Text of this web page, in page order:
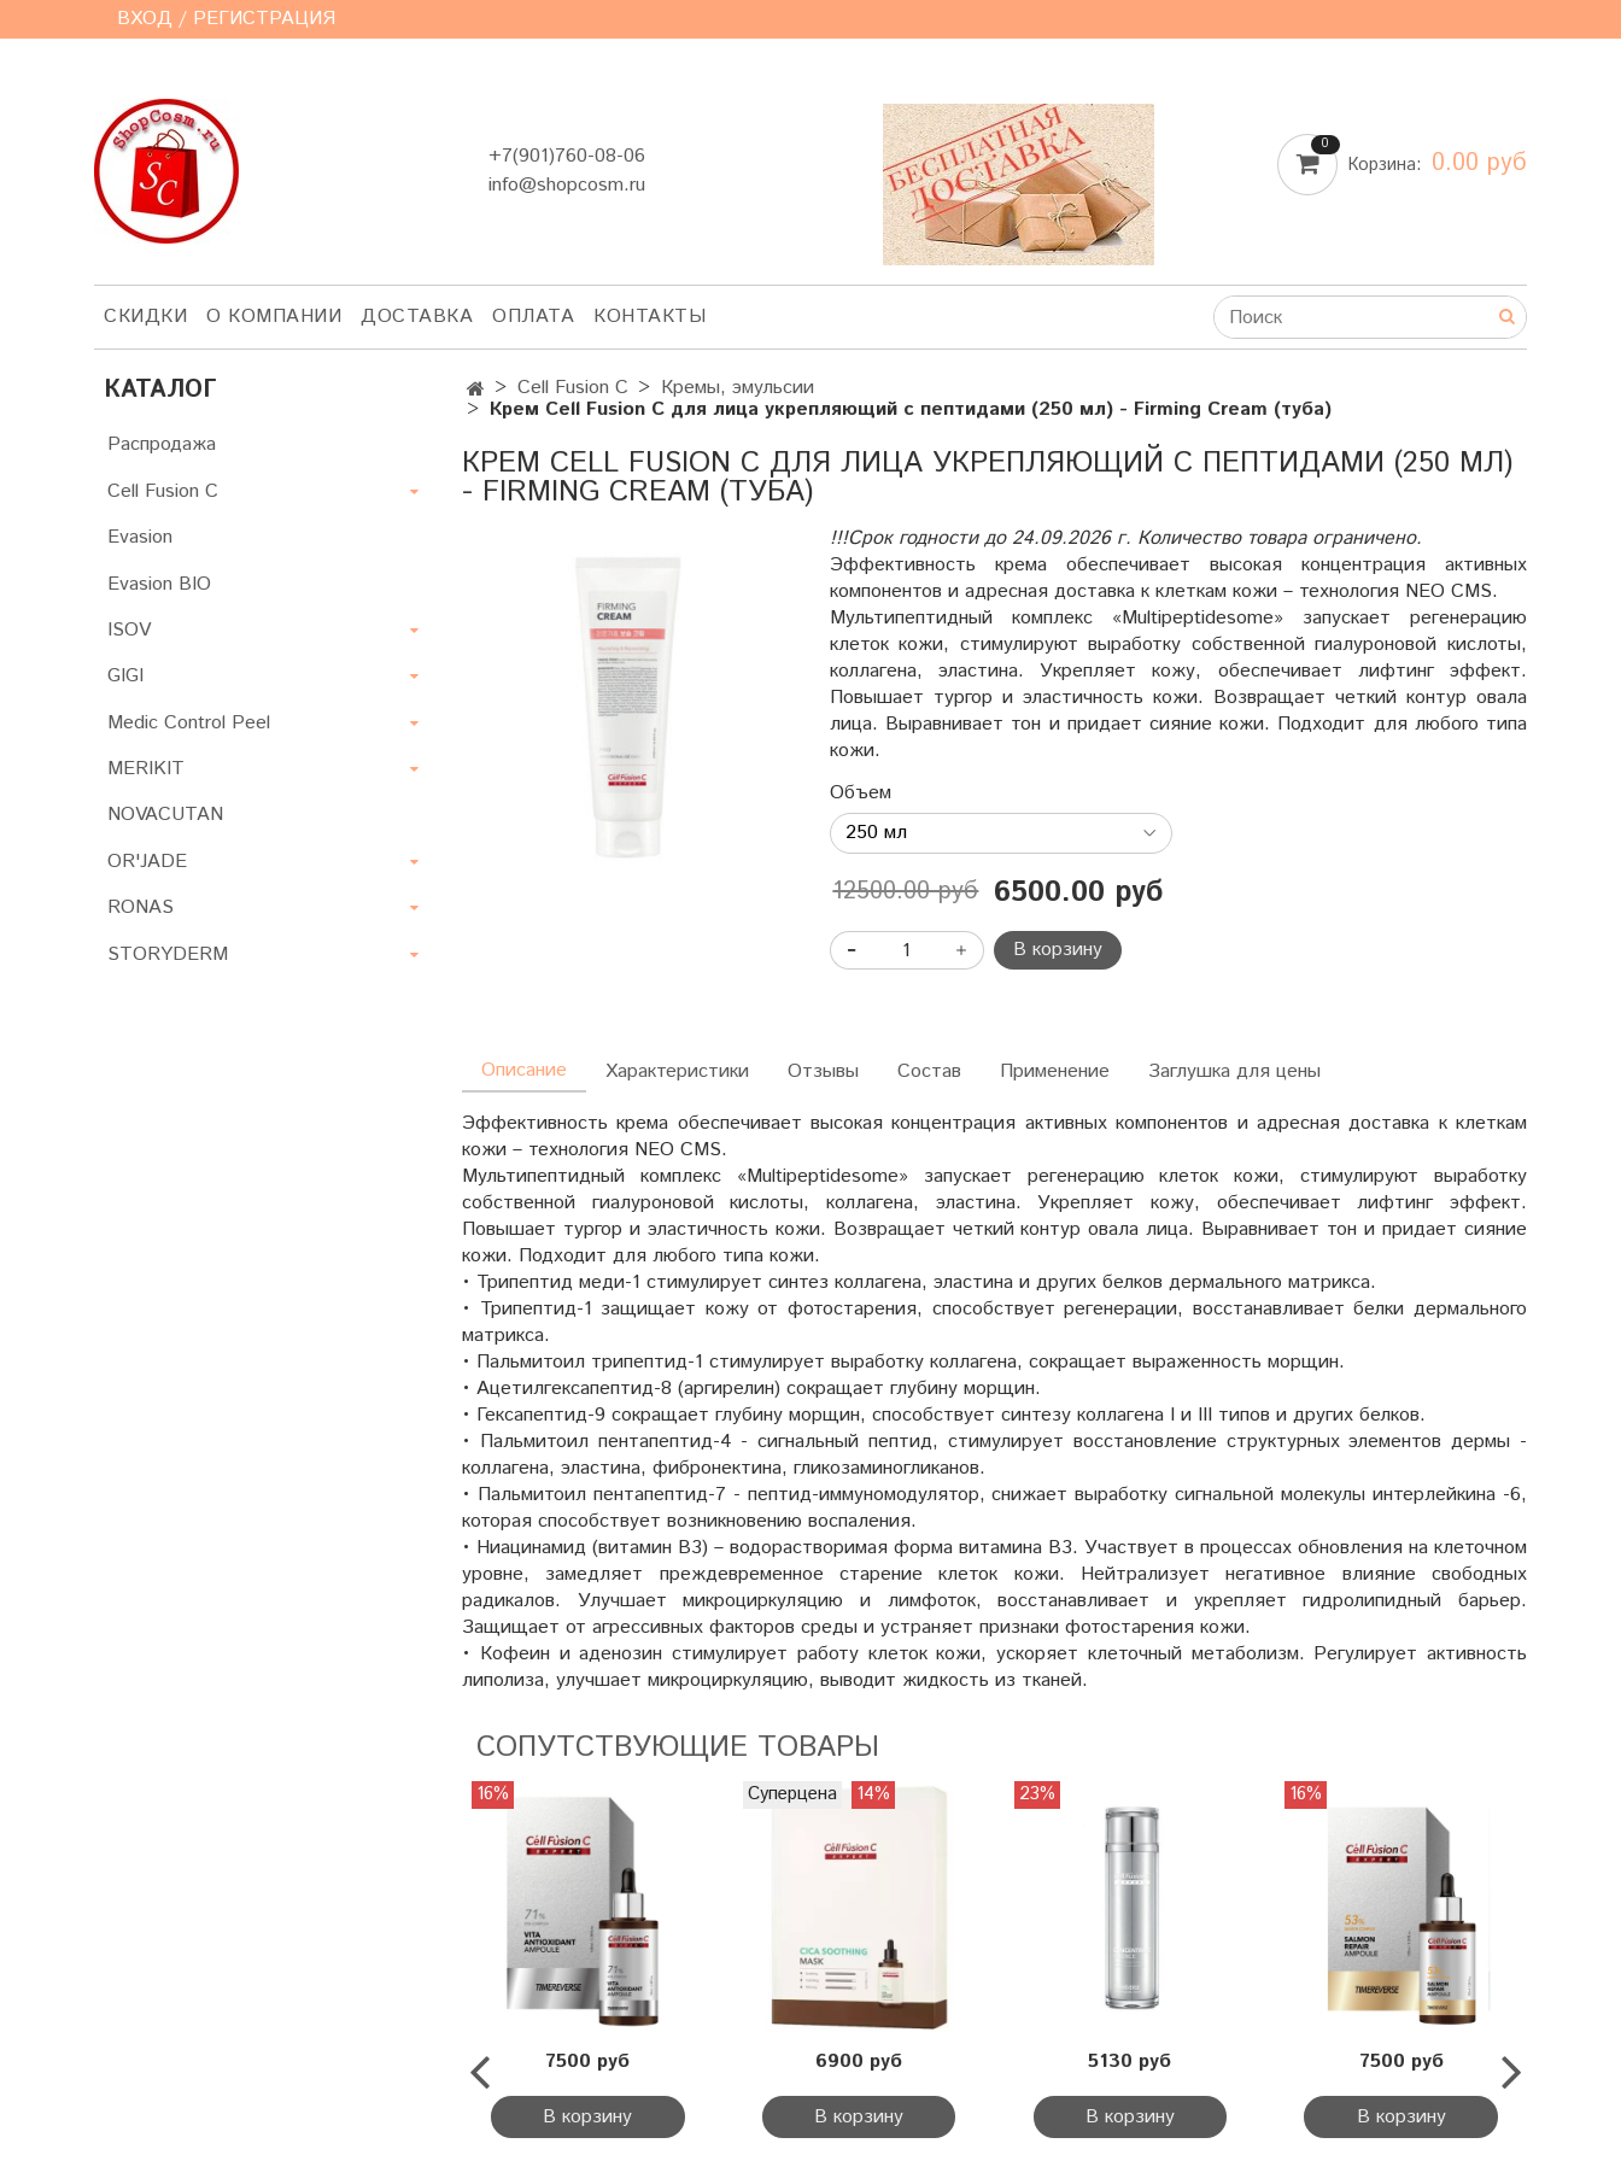
ВХОД / РЕГИСТРАЦИЯ
+7(901)760-08-06
info@shopcosm.ru
0
Корзина: 0.00 руб
СКИДКИ О КОМПАНИИ ДОСТАВКА ОПЛАТА КОНТАКТЫ
Cell Fusion C Кремы, эмульсии
Крем Cell Fusion C для лица укрепляющий с пептидами (250 мл) - Firming Cream (туба)
КРЕМ CELL FUSION C ДЛЯ ЛИЦА УКРЕПЛЯЮЩИЙ С ПЕПТИДАМИ (250 МЛ)
- FIRMING CREAM (ТУБА)
!!!Срок годности до 24.09.2026 г. Количество товара ограничено.
Эффективность крема обеспечивает высокая концентрация активных
компонентов и адресная доставка к клеткам кожи – технология NEO CMS.
Мультипептидный комплекс «Multipeptidesome» запускает регенерацию
клеток кожи, стимулируют выработку собственной гиалуроновой кислоты,
коллагена, эластина. Укрепляет кожу, обеспечивает лифтинг эффект.
Повышает тургор и эластичность кожи. Возвращает четкий контур овала
лица. Выравнивает тон и придает сияние кожи. Подходит для любого типа
кожи.
Объем
12500.00 руб 6500.00 руб
В корзину
Описание
Эффективность крема обеспечивает высокая концентрация активных компонентов и адресная доставка к клеткам
кожи – технология NEO CMS.
Мультипептидный комплекс «Multipeptidesome» запускает регенерацию клеток кожи, стимулируют выработку
собственной гиалуроновой кислоты, коллагена, эластина. Укрепляет кожу, обеспечивает лифтинг эффект.
Повышает тургор и эластичность кожи. Возвращает четкий контур овала лица. Выравнивает тон и придает сияние
кожи. Подходит для любого типа кожи.
• Трипептид меди-1 стимулирует синтез коллагена, эластина и других белков дермального матрикса.
• Трипептид-1 защищает кожу от фотостарения, способствует регенерации, восстанавливает белки дермального
матрикса.
• Пальмитоил трипептид-1 стимулирует выработку коллагена, сокращает выраженность морщин.
• Ацетилгексапептид-8 (аргирелин) сокращает глубину морщин.
• Гексапептид-9 сокращает глубину морщин, способствует синтезу коллагена I и III типов и других белков.
• Пальмитоил пентапептид-4 - сигнальный пептид, стимулирует восстановление структурных элементов дермы -
коллагена, эластина, фибронектина, гликозаминогликанов.
• Пальмитоил пентапептид-7 - пептид-иммуномодулятор, снижает выработку сигнальной молекулы интерлейкина -6,
которая способствует возникновению воспаления.
• Ниацинамид (витамин B3) – водорастворимая форма витамина В3. Участвует в процессах обновления на клеточном
уровне, замедляет преждевременное старение клеток кожи. Нейтрализует негативное влияние свободных
радикалов. Улучшает микроциркуляцию и лимфоток, восстанавливает и укрепляет гидролипидный барьер.
Защищает от агрессивных факторов среды и устраняет признаки фотостарения кожи.
• Кофеин и аденозин стимулирует работу клеток кожи, ускоряет клеточный метаболизм. Регулирует активность
липолиза, улучшает микроциркуляцию, выводит жидкость из тканей.
Характеристики Отзывы Состав Применение Заглушка для цены
СОПУТСТВУЮЩИЕ ТОВАРЫ
16%
7500 руб
В корзину
Суперцена 14%
6900 руб
В корзину
23%
5130 руб
В корзину
16%
7500 руб
В корзину
КАТАЛОГ
Распродажа
Cell Fusion C
Evasion
Evasion BIO
ISOV
GIGI
Medic Control Peel
MERIKIT
NOVACUTAN
OR'JADE
RONAS
STORYDERM